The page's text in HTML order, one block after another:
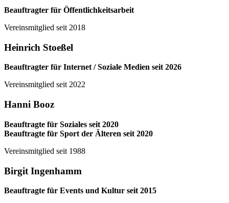
Beauftragter für Öffentlichkeitsarbeit
Vereinsmitglied seit 2018
Heinrich Stoeßel
Beauftragter für Internet / Soziale Medien seit 2026
Vereinsmitglied seit 2022
Hanni Booz
Beauftragte für Soziales seit 2020
Beauftragte für Sport der Älteren seit 2020
Vereinsmitglied seit 1988
Birgit Ingenhamm
Beauftragte für Events und Kultur seit 2015